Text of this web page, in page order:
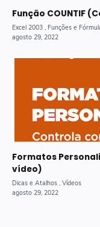
Função COUNTIF
Formatos
vídeo)